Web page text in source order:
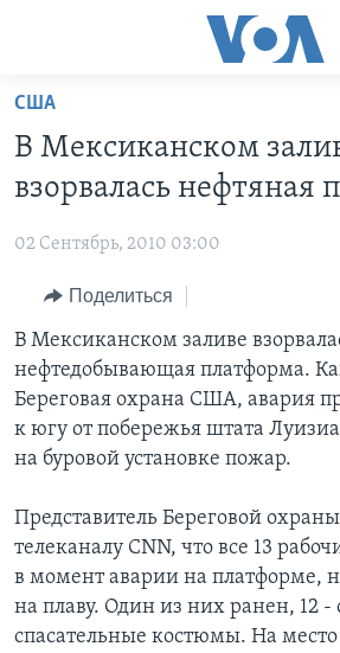
Перейти
основной
контент
Перейти
навигации
Перейти
поиск
НОВОСТИ ЗА МИНУТУ
ИТОГИ
ПОЧЕМУ ЭТО ВАЖНО?
ДИСКУССИЯ VOA
ДЕТАЛИ
НЬЮ-ЙОРК NEW YORK
АМЕРИКА. БОЛЬШОЕ ПУТЕШЕСТВИЕ
ПРОЕКТЫ
УЧИМ АНГЛИЙСКИЙ
НАША АМЕРИКАНСКАЯ ИСТОРИЯ
А КАК В АМЕРИКЕ?
АРТЕФАКТЫ
АМЕРИКАНСКИЕ ГОРОДКИ
ТЕСТЫ
ЭКСПЕРТИЗА
ИНТЕРВЬЮ
ФАКТЫ ПРОТИВ ФЕЙКОВ
ЗА СВОБОДУ ПРЕССЫ
УЧИМ АНГЛИЙСКИЙ
ВИДЕО
ПОДПИСКА НА НОВОСТИ
Learning English
СОЦИАЛЬНЫЕ СЕТИ
США
В Мексиканском
взорвалась нефтяная
02 Сентябрь, 2010 03:00
Поделиться
В Мексиканском заливе
нефтедобывающая платформа.
Береговая охрана США, авария
к югу от побережья штата
на буровой установке пожар.
Представитель Береговой
телеканалу CNN, что все 13
в момент аварии на платформе,
на плаву. Один из них ранен, 12 -
спасательные костюмы. На